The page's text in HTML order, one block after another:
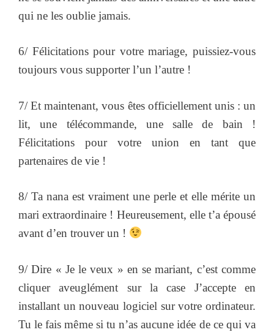
qui ne les oublie jamais.
6/ Félicitations pour votre mariage, puissiez-vous
toujours vous supporter l’un l’autre !
7/ Et maintenant, vous êtes officiellement unis : un
lit, une télécommande, une salle de bain !
Félicitations pour votre union en tant que
partenaires de vie !
8/ Ta nana est vraiment une perle et elle mérite un
mari extraordinaire ! Heureusement, elle t’a épousé
avant d’en trouver un !
9/ Dire « Je le veux » en se mariant, c’est comme
cliquer aveuglément sur la case J’accepte en
installant un nouveau logiciel sur votre ordinateur.
Tu le fais même si tu n’as aucune idée de ce qui va